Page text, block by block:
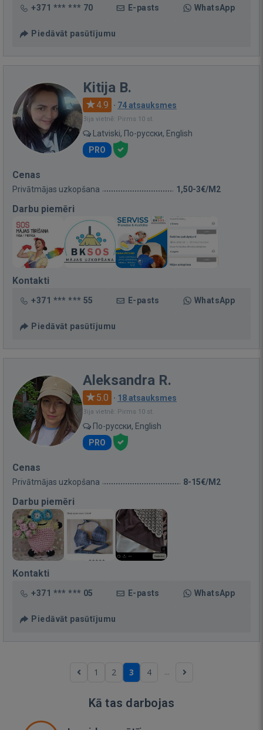
+371 *** *** 70 E-pasts WhatsApp
Piedāvāt pasūtījumu
Kitija B.
4.9 · 74 atsauksmes
Bija vietnē: Pirms 10 st.
Latviski, По-русски, English
PRO
Cenas
Privātmājas uzkopšana 1,50-3€/M2
Darbu piemēri
Kontakti
+371 *** *** 55 E-pasts WhatsApp
Piedāvāt pasūtījumu
Aleksandra R.
5.0 · 18 atsauksmes
Bija vietnē: Pirms 10 st.
По-русски, English
PRO
Cenas
Privātmājas uzkopšana 8-15€/M2
Darbu piemēri
Kontakti
+371 *** *** 05 E-pasts WhatsApp
Piedāvāt pasūtījumu
1 2 3 4 ...
Kā tas darbojas